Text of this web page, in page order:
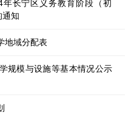
长宁区义务教育阶段（初
通知
地域分配表
规模与设施等基本情况公示